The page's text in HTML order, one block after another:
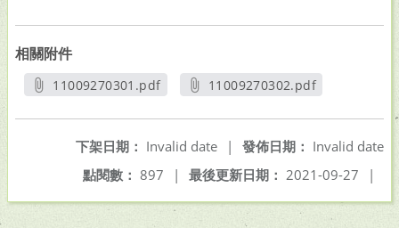
相關附件
11009270301.pdf
11009270302.pdf
發佈日期： Invalid date
下架日期： Invalid date
|
最後更新日期： 2021-09-27 |
點閱數： 897 |